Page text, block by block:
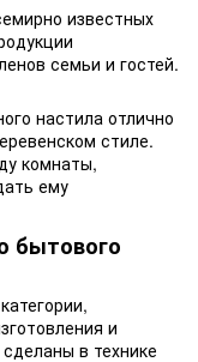
известных
семьи и гостей.
настила отлично
стиле.
комнаты,
ему
бытового
и
в технике